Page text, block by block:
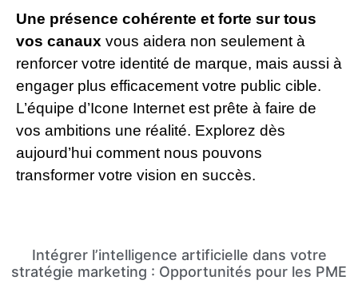
Une présence cohérente et forte sur tous
vos canaux vous aidera non seulement à
renforcer votre identité de marque, mais aussi à
engager plus efficacement votre public cible.
L’équipe d’Icone Internet est prête à faire de
vos ambitions une réalité. Explorez dès
aujourd’hui comment nous pouvons
transformer votre vision en succès.
Intégrer l’intelligence artificielle dans votre
stratégie marketing : Opportunités pour les PME